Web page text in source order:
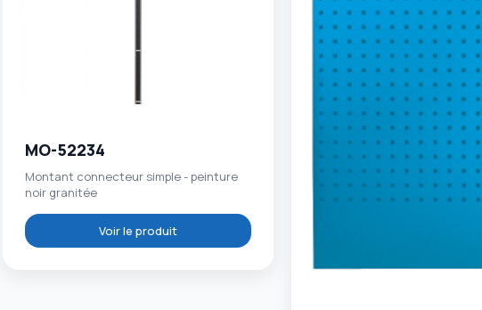
MO-52234
Montant connecteur simple - peinture
noir granitée
Voir le produit